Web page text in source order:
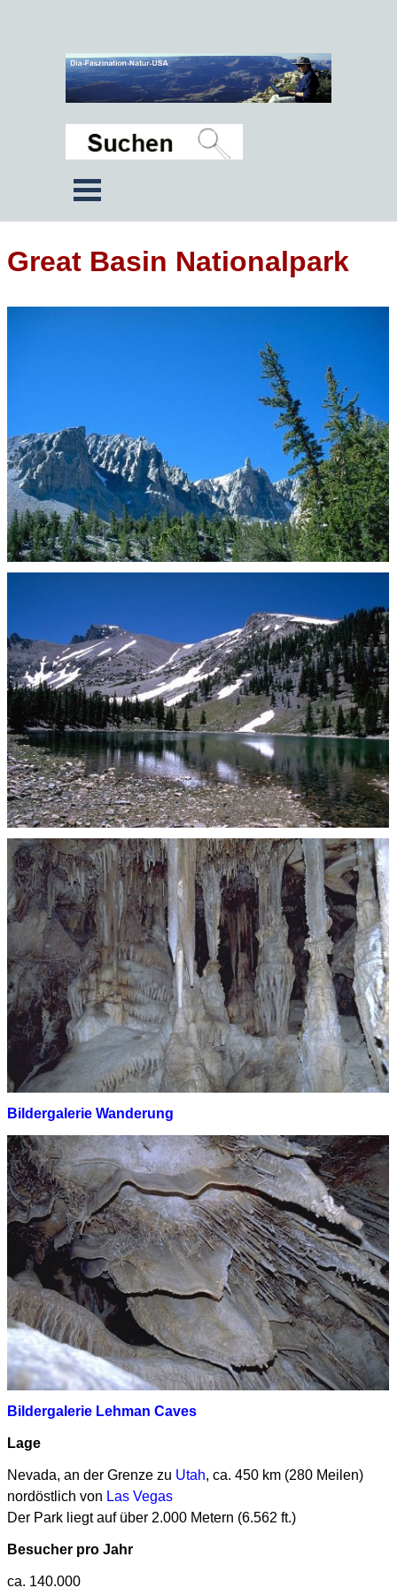
Great Basin Nationalpark
Bildergalerie Wanderung
Bildergalerie Lehman Caves
Lage
Nevada, an der Grenze zu Utah, ca. 450 km (280 Meilen)
nordöstlich von Las Vegas
Der Park liegt auf über 2.000 Metern (6.562 ft.)
Besucher pro Jahr
ca. 140.000